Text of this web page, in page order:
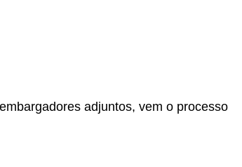
adjuntos, vem o processo